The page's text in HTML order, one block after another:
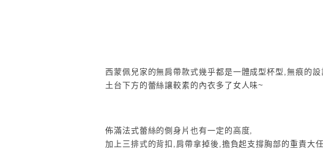
西蒙佩兒家的無肩帶款式幾乎都是一體成型杯型,無痕的設
土台下方的蕾絲讓較素的內衣多了女人味~
佈滿法式蕾絲的側身片也有一定的高度,
加上三排式的背扣,肩帶拿掉後,擔負起支撐胸部的重責大